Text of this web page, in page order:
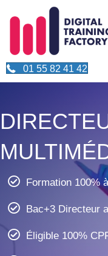
01 55 82 41 42
Formation 100%
Bac+3 Directeur
Éligible 100%